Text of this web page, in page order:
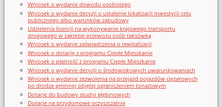
Wniosek o wydanie dowodu osobistego
Wniosek o wydanie decyzji o ustalenie lokalizacji inwestycji celu
publicznego albo warunków zabudowy
Udzielenia licencji na wykonywanie krajowego transportu
drogowego w zakresie przewozu osób taksówką
Wniosek o wydanie zaświadczenia o rewitalizacji
Wniosek o dotację z programu Ciepłe Mieszkanie
Wniosek o płatność z programu Ciepłe Mieszkanie
Wniosek o wydanie decyzji o środowiskowych uwarunkowaniach
Wniosek o wydanie zezwolenia na przejazd pojazdów ciężarowych
po drodze gminnej objętej ograniczeniem tonażowym
Dotacje do budowy studni głębinowych
Dotacje na przydomowe oczyszczalnie